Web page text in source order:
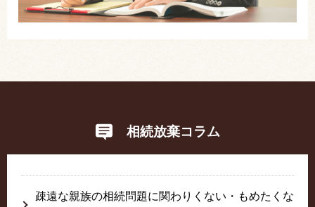
相続放棄コラム
疎遠な親族の相続問題に関わりくない・もめたくな